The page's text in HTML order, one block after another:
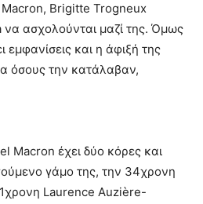
Brigitte Trogneux
ασχολούνται μαζί της. Όμως
εμφανίσεις και η άφιξή της
όσους την κατάλαβαν,
Macron έχει δύο κόρες και
γάμο της, την 34χρονη
Laurence Auzière-